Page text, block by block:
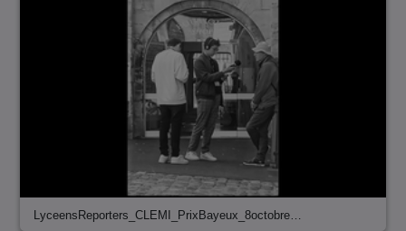
LyceensReporters_CLEMI_PrixBayeux_8octobre…